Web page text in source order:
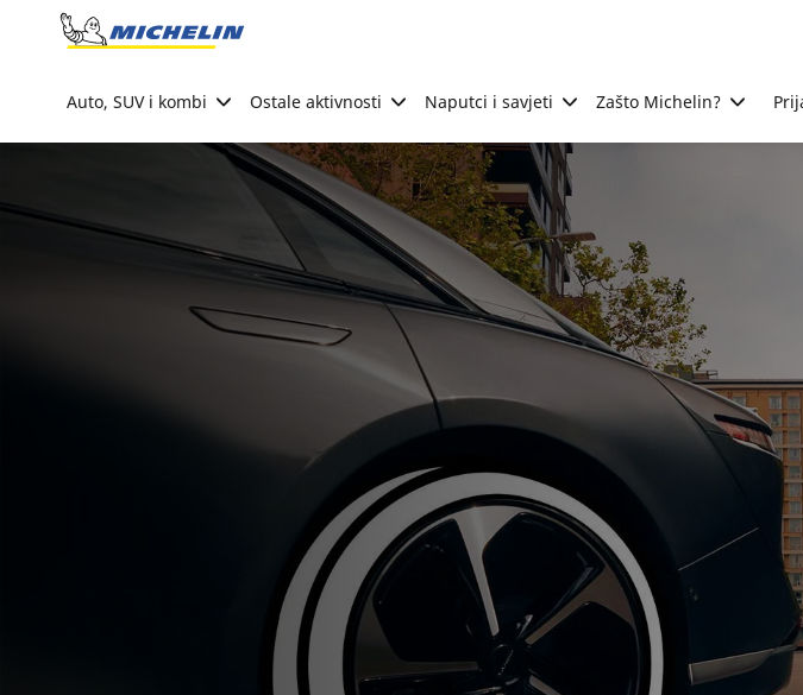
Go to page content
Auto, SUV i kombi Ostale aktivnosti Naputci i savjeti Zašto Michelin?